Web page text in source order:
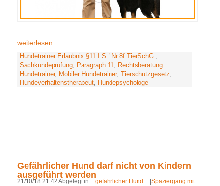
weiterlesen ...
Hundetrainer Erlaubnis §11 I S.1Nr.8f TierSchG ,
Sachkundeprüfung, Paragraph 11, Rechtsberatung
Hundetrainer, Mobiler Hundetrainer, Tierschutzgesetz,
Hundeverhaltenstherapeut, Hundepsychologe
Gefährlicher Hund darf nicht von Kindern
ausgeführt werden
21/10/18 21:42 Abgelegt in: gefährlicher Hund
Spaziergang mit